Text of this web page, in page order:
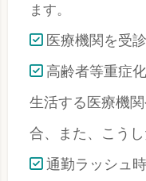
ます。
医療機関を受
高齢者等重症
生活する医療機
合、また、こう
通勤ラッシュ